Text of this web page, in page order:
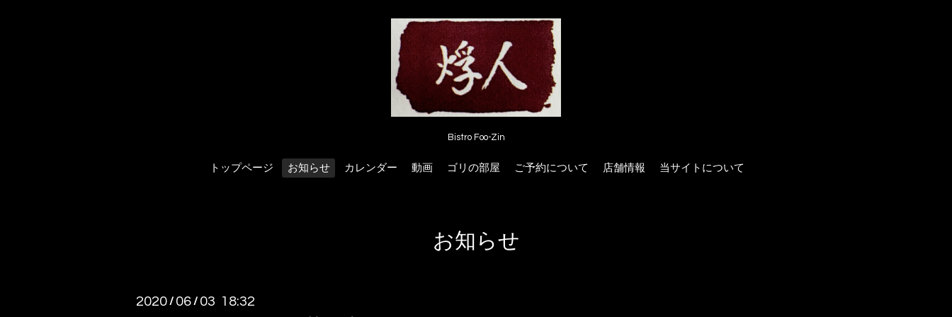
Bistro Foo-Zin
トップページ お知らせ カレンダー 動画 ゴリの部屋 ご予約について 店舗情報 当サイトについて
お知らせ
2020 / 06 / 03 18:32